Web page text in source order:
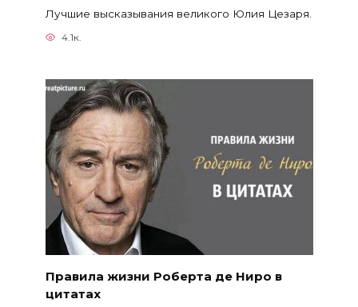
Лучшие высказывания великого Юлия Цезаря.
4.1к.
Правила жизни Роберта де Ниро в
цитатах